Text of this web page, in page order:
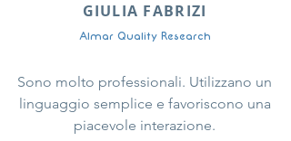
GIULIA FABRIZI
Almar Quality Research
Sono molto professionali. Utilizzano un
linguaggio semplice e favoriscono una
piacevole interazione.